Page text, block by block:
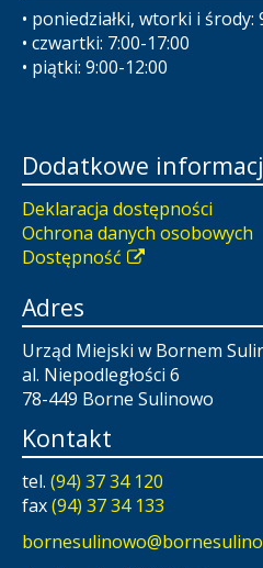
• poniedziałki, wtorki i środy:
• czwartki: 7:00-17:00
• piątki: 9:00-12:00
Dodatkowe
Deklaracja dostępności
Ochrona danych osobowych
Dostępność
Adres
Urząd Miejski w Bornem
al. Niepodległości 6
78-449 Borne Sulinowo
Kontakt
tel. (94) 37 34 120
fax(94) 37 34 133